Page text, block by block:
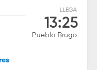
LLEGA
13:25
Pueblo Brugo